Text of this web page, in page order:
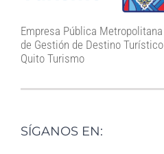
Empresa Pública Metropolitana
de Gestión de Destino Turístico
Quito Turismo
SÍGANOS EN: